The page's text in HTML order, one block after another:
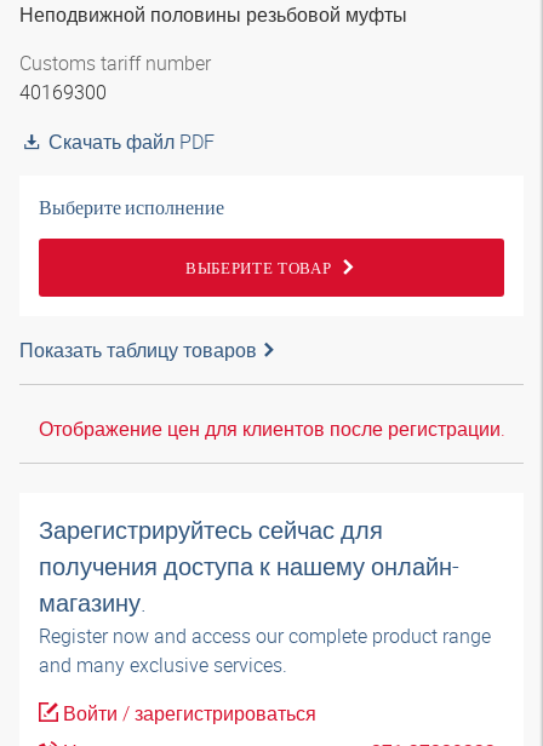
Неподвижной половины резьбовой муфты
Customs tariff number
40169300
Скачать файл PDF
Выберите исполнение
ВЫБЕРИТЕ ТОВАР
Показать таблицу товаров
Отображение цен для клиентов после регистрации.
Зарегистрируйтесь сейчас для
получения доступа к нашему онлайн-
магазину.
Register now and access our complete product range
and many exclusive services.
Войти / зарегистрироваться